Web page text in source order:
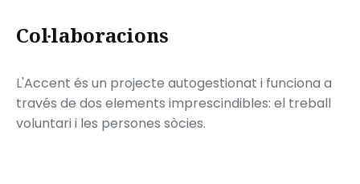
Col·laboracions
L'Accent és un projecte autogestionat i funciona a
través de dos elements imprescindibles: el treball
voluntari i les persones sòcies.